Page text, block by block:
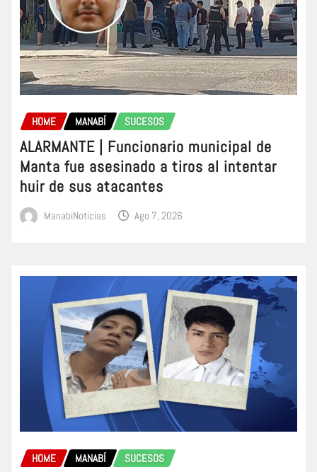
HOME MANABÍ SUCESOS
ALARMANTE | Funcionario municipal de
Manta fue asesinado a tiros al intentar
huir de sus atacantes
ManabiNoticias Ago 7, 2026
HOME MANABÍ SUCESOS